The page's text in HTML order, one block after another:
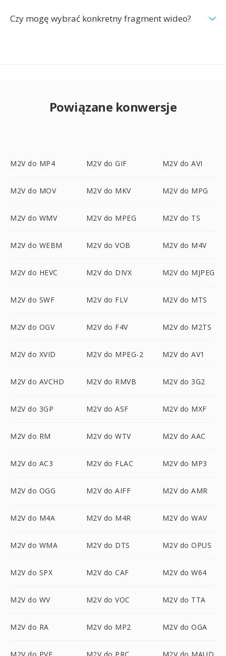
Czy mogę wybrać konkretny fragment wideo?
Powiązane konwersje
M2V do MP4 M2V do GIF M2V do AVI
M2V do MOV M2V do MKV M2V do MPG
M2V do WMV M2V do MPEG M2V do TS
M2V do WEBM M2V do VOB M2V do M4V
M2V do HEVC M2V do DIVX M2V do MJPEG
M2V do SWF M2V do FLV M2V do MTS
M2V do OGV M2V do F4V M2V do M2TS
M2V do XVID M2V do MPEG-2 M2V do AV1
M2V do AVCHD M2V do RMVB M2V do 3G2
M2V do 3GP M2V do ASF M2V do MXF
M2V do RM M2V do WTV M2V do AAC
M2V do AC3 M2V do FLAC M2V do MP3
M2V do OGG M2V do AIFF M2V do AMR
M2V do M4A M2V do M4R M2V do WAV
M2V do WMA M2V do DTS M2V do OPUS
M2V do SPX M2V do CAF M2V do W64
M2V do WV M2V do VOC M2V do TTA
M2V do RA M2V do MP2 M2V do OGA